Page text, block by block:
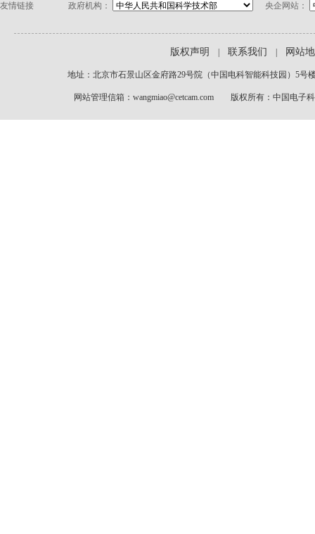
友情链接 央企网站：
政府机构：
版权声明 联系我们 网站
地址：北京市石景山区金府路29号院（中国电科智能科技园）
网站管理信箱：wangmiao@cetcam.com 版权所有：中国电